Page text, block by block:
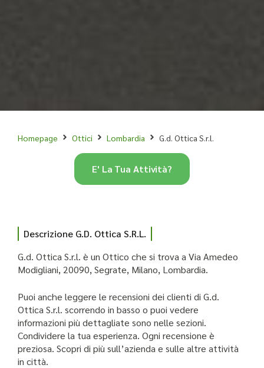
Homepage Ottici Lombardia G.d. Ottica S.r.l.
Descrizione G.d. Ottica S.r.l.
G.d. Ottica S.r.l. è un Ottico che si trova a Via Amedeo
Modigliani, 20090, Segrate, Milano, Lombardia.
Puoi anche leggere le recensioni dei clienti di G.d.
Ottica S.r.l. scorrendo in basso o puoi vedere
informazioni più dettagliate sono nelle sezioni.
Condividere la tua esperienza. Ogni recensione è
preziosa. Scopri di più sull’azienda e sulle altre attività
in città.
E' La Tua Attività?